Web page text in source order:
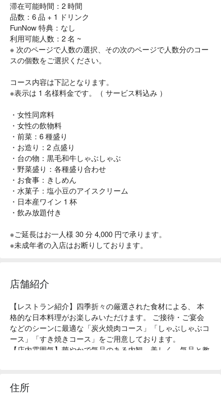
滞在可能時間：2 時間
品数：6 品 + 1 ドリンク
FunNow 特典：なし
利用可能人数：2 名 ~
※ 次のページで人数の選択、その次のページで人数分のコー
スの個数をご選択ください。
コース内容は下記となります。
※表示は 1 名様料金です。（ サービス料込み ）
・女性同席料
・女性の飲物料
・前菜：6 種盛り
・お造り：2 点盛り
・台の物：黒毛和牛しゃぶしゃぶ
・野菜盛り：各種盛り合わせ
・お食事：きしめん
・水菓子：塩小豆のアイスクリーム
・日本産ワイン 1 杯
・飲み放題付き
※ご延長はお一人様 30 分 4,000 円で承ります。
※未成年者の入店はお断りしております。
店舗紹介
【レストラン紹介】四季折々の厳選された食材による、 本
格的な日本料理がお楽しみいただけます。 ご接待・ご宴会
などのシーンに最適な「炭火焼肉コース」「しゃぶしゃぶコ
ース」「すき焼きコース」をご用意しております。
【店内雰囲気】華やかで気品のある内観。美しく、気品と教
もてなしで贅沢な時間をお過ごしください。
【こだわり】明朗会計：お料理・お客様の 2 時間飲み放題・
住所